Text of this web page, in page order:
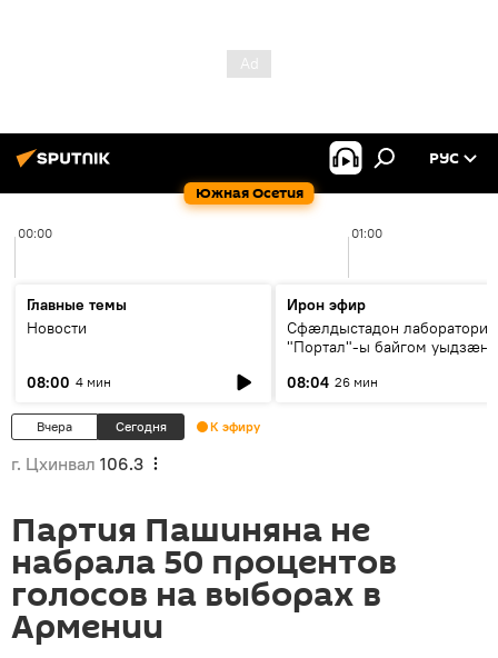
Южная Осетия
РУС
00:00 01:00
Главные темы
Новости
08:00 4 мин
Ирон эфир
Сфæлдыстадон лаборатори
"Портал"-ы байгом уыдзæн
Æхсары куыстыты равдыст
08:04 26 мин
Вчера Сегодня К эфиру
г. Цхинвал 106.3
Партия Пашиняна не
набрала 50 процентов
голосов на выборах в
Армении